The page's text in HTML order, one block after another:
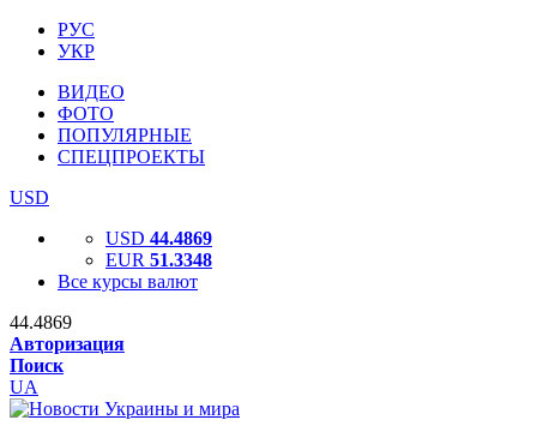
РУС
УКР
ВИДЕО
ФОТО
ПОПУЛЯРНЫЕ
СПЕЦПРОЕКТЫ
USD
USD 44.4869
EUR 51.3348
Все курсы валют
44.4869
Авторизация
Поиск
UA